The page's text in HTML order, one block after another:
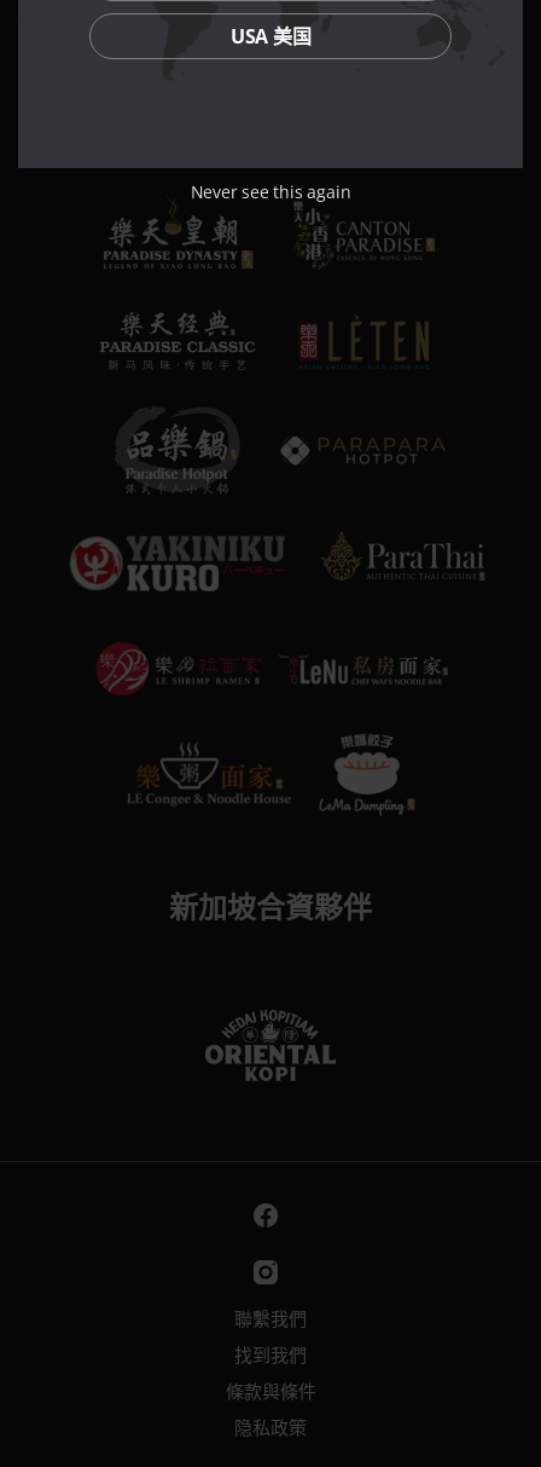
新加坡合資夥伴
聯繫我們
找到我們
條款與條件
隐私政策
USA 美国
Never see this again